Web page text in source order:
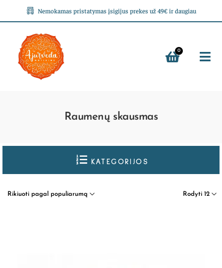
Nemokamas pristatymas įsigijus prekes už 49€ ir daugiau
0
Raumenų skausmas
KATEGORIJOS
Rodyti 12
Rikiuoti pagal populiarumą